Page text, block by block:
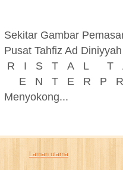
Sekitar Gambar
Pusat Tahfiz Ad
R I S T A L T
E N T E R P
Menyokong...
Laman utama